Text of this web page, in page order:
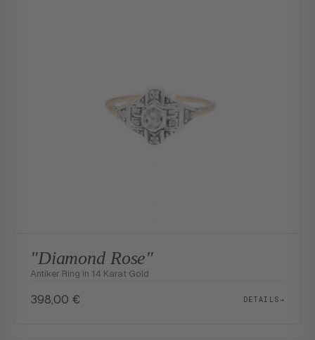
"Diamond Rose"
Antiker Ring in 14 Karat Gold
398,00 € DETAILS→